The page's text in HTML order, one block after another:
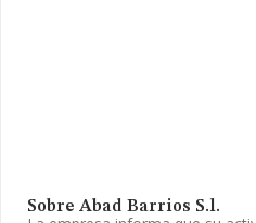
Sobre Abad Barrios S.l.